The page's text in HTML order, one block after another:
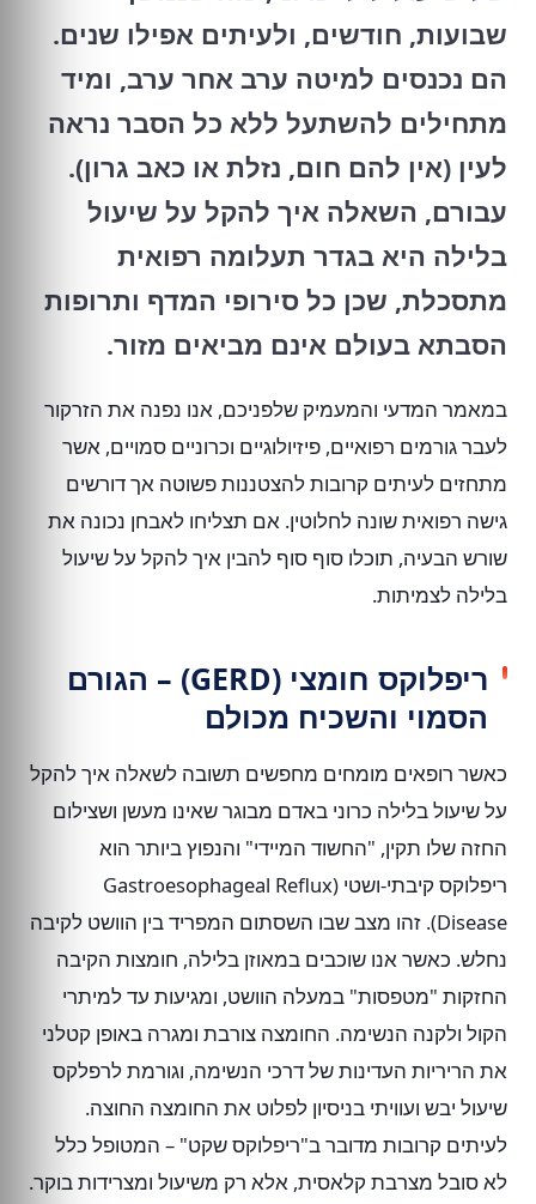
שבועות, חודשים, ולעיתים אפילו שנים.
הם נכנסים למיטה ערב אחר ערב, ומיד
מתחילים להשתעל ללא כל הסבר נראה
לעין (אין להם חום, נזלת או כאב גרון).
עבורם, השאלה איך להקל על שיעול
בלילה היא בגדר תעלומה רפואית
מתסכלת, שכן כל סירופי המדף ותרופות
הסבתא בעולם אינם מביאים מזור.
במאמר המדעי והמעמיק שלפניכם, אנו נפנה את הזרקור
לעבר גורמים רפואיים, פיזיולוגיים וכרוניים סמויים, אשר
מתחזים לעיתים קרובות להצטננות פשוטה אך דורשים
גישה רפואית שונה לחלוטין. אם תצליחו לאבחן נכונה את
שורש הבעיה, תוכלו סוף סוף להבין איך להקל על שיעול
בלילה לצמיתות.
ריפלוקס חומצי (GERD) – הגורם
הסמוי והשכיח מכולם
כאשר רופאים מומחים מחפשים תשובה לשאלה איך להקל
על שיעול בלילה כרוני באדם מבוגר שאינו מעשן ושצילום
החזה שלו תקין, "החשוד המיידי" והנפוץ ביותר הוא
ריפלוקס קיבתי-ושטי (Gastroesophageal Reflux
Disease). זהו מצב שבו השסתום המפריד בין הוושט לקיבה
נחלש. כאשר אנו שוכבים במאוזן בלילה, חומצות הקיבה
החזקות "מטפסות" במעלה הוושט, ומגיעות עד למיתרי
הקול ולקנה הנשימה. החומצה צורבת ומגרה באופן קטלני
את הריריות העדינות של דרכי הנשימה, וגורמת לרפלקס
שיעול יבש ועוויתי בניסיון לפלוט את החומצה החוצה.
לעיתים קרובות מדובר ב"ריפלוקס שקט" – המטופל כלל
לא סובל מצרבת קלאסית, אלא רק משיעול ומצרידות בוקר.